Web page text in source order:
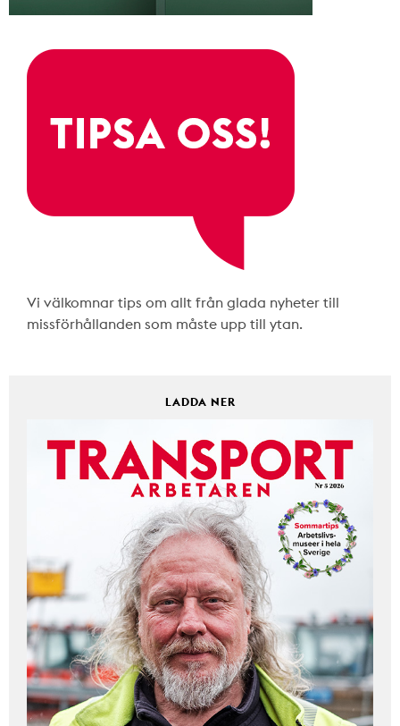
Vi välkomnar tips om allt från glada nyheter till
missförhållanden som måste upp till ytan.
LADDA NER